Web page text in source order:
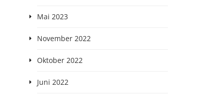
Mai 2023
November 2022
Oktober 2022
Juni 2022